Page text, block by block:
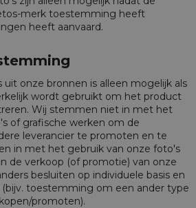
merk toestemming heeft
heeft aanvaard.
onze bronnen is alleen mogelijk als
wordt gebruikt om het product
Wij stemmen niet in met het
of grafische werken om de
leverancier te promoten en te
in met het gebruik van onze foto's
de verkoop (of promotie) van onze
besluiten op individuele basis en
toestemming om een ander type
promoten).